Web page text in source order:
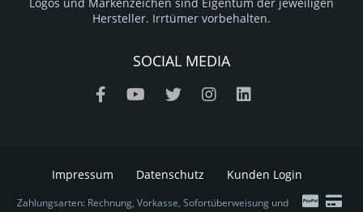
Logos und Markenzeichen sind Eigentum der jeweiligen
Hersteller. Irrtümer vorbehalten.
SOCIAL MEDIA
Impressum Datenschutz Kunden Login
Zahlungsarten: Rechnung, Vorkasse, Sofortüberweisung und